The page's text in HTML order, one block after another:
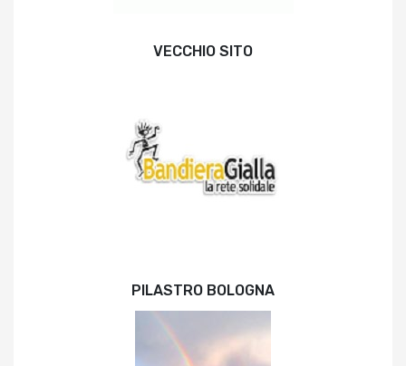
VECCHIO SITO
PILASTRO BOLOGNA